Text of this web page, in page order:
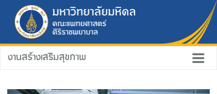
งานสร้างเสริมสุขภาพ